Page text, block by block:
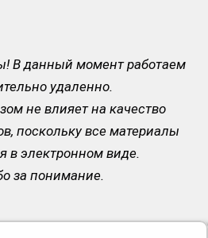
В данный момент работаем
удаленно.
не влияет на качество
поскольку все материалы
в электронном виде.
за понимание.